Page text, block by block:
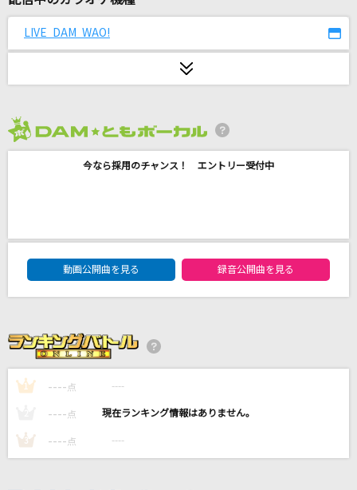
[生音]Sugar Baby Love
Precious
旅立ちの唄
Mrs. GREEN APPLE
[生音]レイニーブルー
[生音]君の知らない物語
LIVE DAM WAO!
今なら採用のチャンス！ エントリー受付中
DAM★ともボーカルエントリーランキング
動画公開曲を見る
録音公開曲を見る
1 ---- 点 ----
---- 点 ----
3 ---- 点 ----